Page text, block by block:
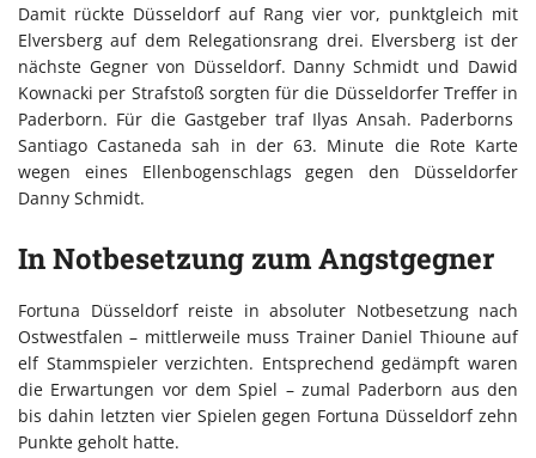
Damit rückte Düsseldorf auf Rang vier vor, punktgleich mit
Elversberg auf dem Relegationsrang drei. Elversberg ist der
nächste Gegner von Düsseldorf. Danny Schmidt und Dawid
Kownacki per Strafstoß sorgten für die Düsseldorfer Treffer in
Paderborn. Für die Gastgeber traf Ilyas Ansah. Paderborns
Santiago Castaneda sah in der 63. Minute die Rote Karte
wegen eines Ellenbogenschlags gegen den Düsseldorfer
Danny Schmidt.
In Notbesetzung zum Angstgegner
Fortuna Düsseldorf reiste in absoluter Notbesetzung nach
Ostwestfalen – mittlerweile muss Trainer Daniel Thioune auf
elf Stammspieler verzichten. Entsprechend gedämpft waren
die Erwartungen vor dem Spiel – zumal Paderborn aus den
bis dahin letzten vier Spielen gegen Fortuna Düsseldorf zehn
Punkte geholt hatte.